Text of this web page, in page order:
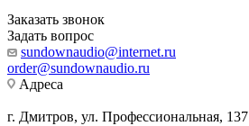
Заказать звонок
Задать вопрос
sundownaudio@internet.ru
order@sundownaudio.ru
Адреса
г. Дмитров, ул. Профессиональная, 137